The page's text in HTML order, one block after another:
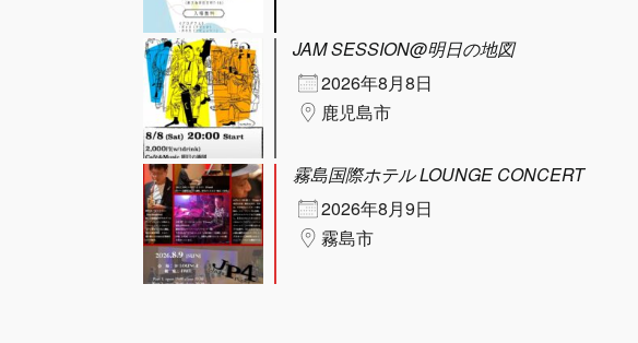
JAM SESSION@明日の地図
2026年8月8日
鹿児島市
霧島国際ホテル LOUNGE CONCERT
2026年8月9日
霧島市